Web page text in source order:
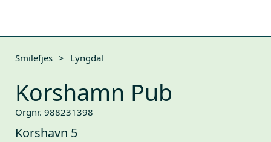
Smilefjes > Lyngdal
Korshamn Pub
Orgnr. 988231398
Korshavn 5